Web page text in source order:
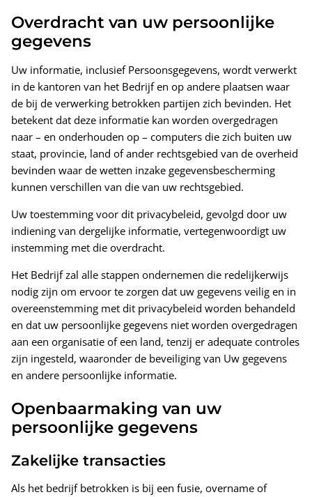
Overdracht van uw persoonlijke
gegevens
Uw informatie, inclusief Persoonsgegevens, wordt verwerkt
in de kantoren van het Bedrijf en op andere plaatsen waar
de bij de verwerking betrokken partijen zich bevinden. Het
betekent dat deze informatie kan worden overgedragen
naar – en onderhouden op – computers die zich buiten uw
staat, provincie, land of ander rechtsgebied van de overheid
bevinden waar de wetten inzake gegevensbescherming
kunnen verschillen van die van uw rechtsgebied.
Uw toestemming voor dit privacybeleid, gevolgd door uw
indiening van dergelijke informatie, vertegenwoordigt uw
instemming met die overdracht.
Het Bedrijf zal alle stappen ondernemen die redelijkerwijs
nodig zijn om ervoor te zorgen dat uw gegevens veilig en in
overeenstemming met dit privacybeleid worden behandeld
en dat uw persoonlijke gegevens niet worden overgedragen
aan een organisatie of een land, tenzij er adequate controles
zijn ingesteld, waaronder de beveiliging van Uw gegevens
en andere persoonlijke informatie.
Openbaarmaking van uw
persoonlijke gegevens
Zakelijke transacties
Als het bedrijf betrokken is bij een fusie, overname of